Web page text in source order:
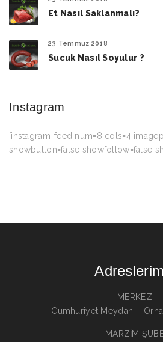
Et Nasıl Saklanmalı?
23 Temmuz 2018
Sucuk Nasıl Soyulur ?
Instagram
[instagram-feed num=8 cols=4
showbutton=false showfollow=false
MERKEZ
Cumhuriyet Meydanı -
MARZİM